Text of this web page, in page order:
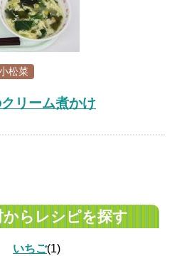
松菜
リーム煮かけ
らレシピを探す
いちご(1)